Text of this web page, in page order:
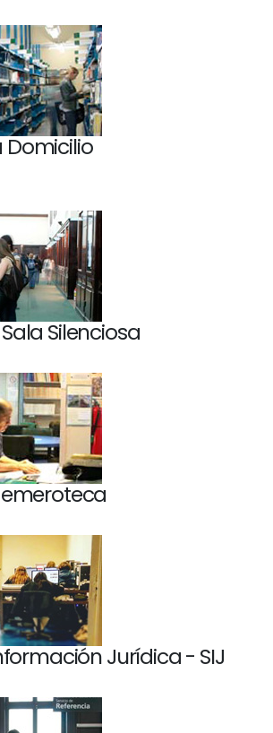
Silenciosa
Jurídica - SIJ